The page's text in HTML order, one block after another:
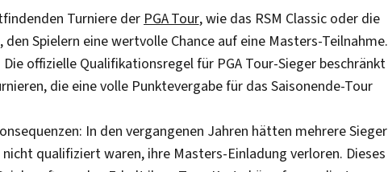
Turniere derPGA Tour, wie das RSM Classic oder die
den Spielern eine wertvolle Chance auf eine Masters-Teilnahme.
offizielle Qualifikationsregel für PGA Tour-Sieger beschränkt
die eine volle Punktevergabe für das Saisonende-Tour
In den vergangenen Jahren hätten mehrere Sieger
qualifiziert waren, ihre Masters-Einladung verloren. Dieses